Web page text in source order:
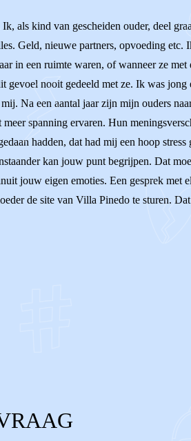
als kind van gescheiden ouder, deel
Geld, nieuwe partners, opvoeding
in een ruimte waren, of wanneer ze
nooit gedeeld met ze. Ik was
Na een aantal jaar zijn mijn ouders
spanning ervaren. Hun
hadden, dat had mij een hoop
kan jouw punt begrijpen. Dat
jouw eigen emoties. Een gesprek met
de site van Villa Pinedo te sturen.